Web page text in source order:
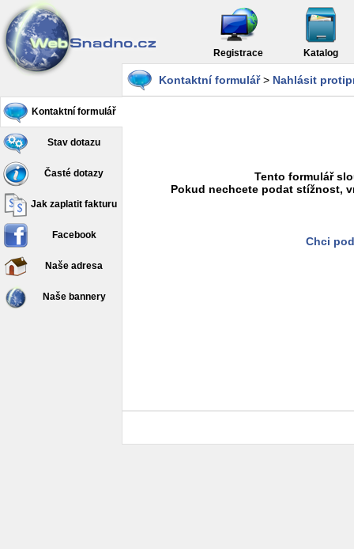
Registrace Katalog
Kontaktní formulář
Stav dotazu
Časté dotazy
Jak zaplatit fakturu
Facebook
Naše adresa
Naše bannery
Kontaktní formulář> Nahlásit
Tento formulář
Pokud nechcete podat stížnost,
Chci